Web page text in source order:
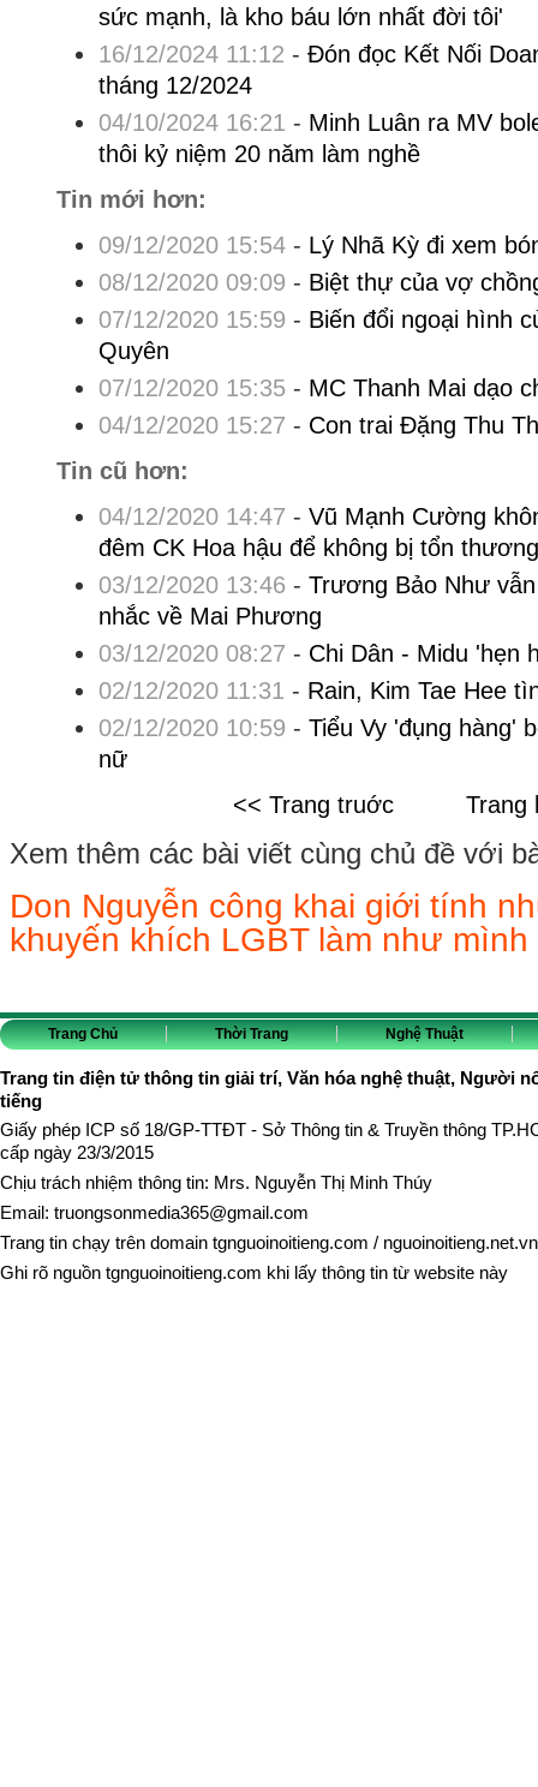
sức mạnh, là kho báu lớn nhất đời tôi'
16/12/2024 11:12 - Đón đọc Kết Nối
tháng 12/2024
04/10/2024 16:21 - Minh Luân ra MV
thôi kỷ niệm 20 năm làm nghề
Tin mới hơn:
09/12/2020 15:54- Lý Nhã Kỳ đi xem
08/12/2020 09:09 - Biệt thự của vợ
07/12/2020 15:59 - Biến đổi ngoại hình
Quyên
07/12/2020 15:35- MC Thanh Mai dạo
04/12/2020 15:27 - Con trai Đặng Thu
Tin cũ hơn:
04/12/2020 14:47 - Vũ Mạnh Cường
đêm CK Hoa hậu để không bị tổn thương
03/12/2020 13:46 - Trương Bảo Như
nhắc về Mai Phương
03/12/2020 08:27 - Chi Dân - Midu 'hẹn
02/12/2020 11:31 - Rain, Kim Tae Hee
02/12/2020 10:59 - Tiểu Vy 'đụng hàng'
nữ
<< Trang truớc
Trang
Xem thêm các bài viết cùng chủ đề với
Don Nguyễn công khai giới tính
khuyến khích LGBT làm như mình
Trang Chủ Thời Trang Nghệ Thuật
Trang tin điện tử thông tin giải trí, Văn hóa nghệ thuật, Người
tiếng
Giấy phép ICP số 18/GP-TTĐT - Sở Thông tin & Truyền thông
cấp ngày 23/3/2015
Chịu trách nhiệm thông tin: Mrs. Nguyễn Thị Minh Thúy
Email: truongsonmedia365@gmail.com
Trang tin chạy trên domain tgnguoinoitieng.com / nguoinoitieng.net.vn
Ghi rõ nguồn tgnguoinoitieng.com khi lấy thông tin từ website này